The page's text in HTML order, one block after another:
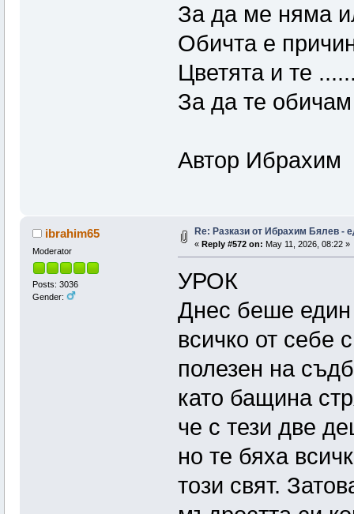
За да ме няма
Обичта е
Цветята и те
За да те
Автор Ибрахим
ibrahim65
Moderator
Posts: 3036
Gender:
Re: Pазкази от Ибрахим Бялев -
« Reply #572 on: May 11, 2026, 08:22 »
УРОК
Днес беше един
всичко от себе
полезен на
като бащина
че с тези две
но те бяха
този свят.